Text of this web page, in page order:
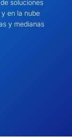
soluciones
en la nube
y medianas